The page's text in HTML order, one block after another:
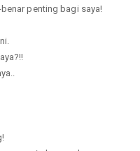
penting bagi saya!